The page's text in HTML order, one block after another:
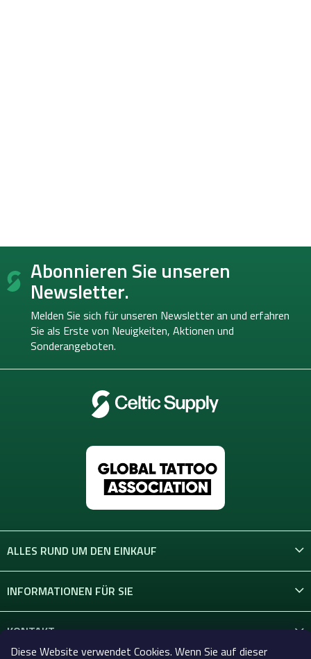
Diese Website verwendet Cookies. Wenn Sie auf dieser
F
ß Abonnieren Sie unseren
Newsletter.
Melden Sie sich für unseren Newsletter an und erfahren
Sie als Erste von Neuigkeiten, Aktionen und
Sonderangeboten.
ALLES RUND UM DEN EINKAUF
INFORMATIONEN FÜR SIE
KONTAKT